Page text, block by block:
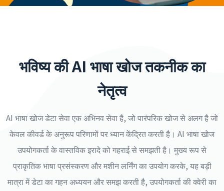
भविष्य की AI भाषा खोज तकनीक का
नेतृत्व
AI भाषा खोज डेटा सेवा एक अभिनव सेवा है, जो पारंपरिक खोज से अलग है जो
केवल कीवर्ड के अनुरूप परिणामों पर ध्यान केंद्रित करती है। AI भाषा खोज
उपयोगकर्ता के वास्तविक इरादे को गहराई से समझती है। मुख्य रूप से
प्राकृतिक भाषा प्रसंस्करण और मशीन लर्निंग का उपयोग करके, यह बड़ी
मात्रा में डेटा का गहन अध्ययन और समझ करती है, उपयोगकर्ता की क्वेरी का